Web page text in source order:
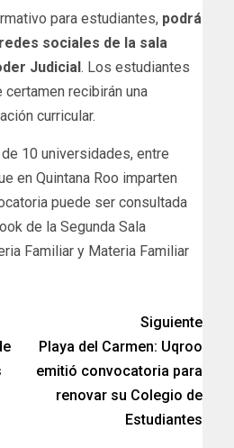
para estudiantes, podrá
sociales de la sala
Judicial. Los estudiantes
recibirán una
curricular.
10 universidades, entre
en Quintana Roo imparten
puede ser consultada
de la Segunda Sala
Familiar y Materia Familiar
Siguiente
Playa del Carmen: Uqroo
emitió convocatoria para
renovar su Colegio de
Estudiantes